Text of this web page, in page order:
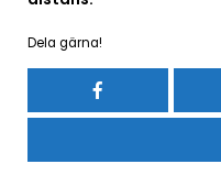
Dela gärna!